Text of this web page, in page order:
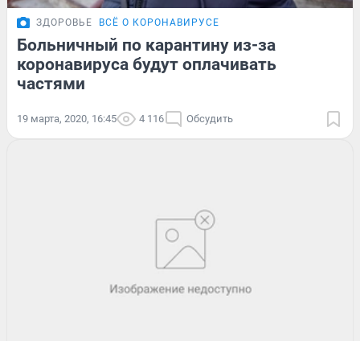
ЗДОРОВЬЕ ВСЁ О КОРОНАВИРУСЕ
Больничный по карантину из-за
коронавируса будут оплачивать
частями
19 марта, 2020, 16:45 4 116 Обсудить